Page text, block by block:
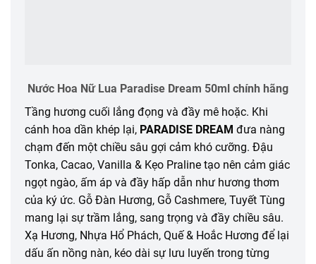
Nước Hoa Nữ Lua Paradise Dream 50ml chính hãng
Tầng hương cuối lắng đọng và đầy mê hoặc. Khi
cánh hoa dần khép lại, PARADISE DREAM đưa nàng
chạm đến một chiều sâu gợi cảm khó cưỡng. Đậu
Tonka, Cacao, Vanilla & Kẹo Praline tạo nên cảm giác
ngọt ngào, ấm áp và đầy hấp dẫn như hương thơm
của ký ức. Gỗ Đàn Hương, Gỗ Cashmere, Tuyết Tùng
mang lại sự trầm lắng, sang trọng và đầy chiều sâu.
Xạ Hương, Nhựa Hổ Phách, Quế & Hoắc Hương để lại
dấu ấn nồng nàn, kéo dài sự lưu luyến trong từng